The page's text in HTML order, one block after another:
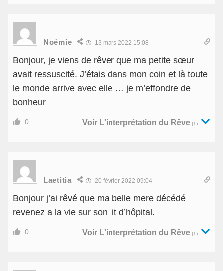
Noémie 13 mars 2022 15:08
Bonjour, je viens de rêver que ma petite sœur
avait ressuscité. J’étais dans mon coin et là toute
le monde arrive avec elle … je m’effondre de
bonheur
0 Voir L'interprétation du Rêve (1)
Laetitia 20 février 2022 09:04
Bonjour j’ai rêvé que ma belle mere décédé
revenez a la vie sur son lit d’hôpital.
0 Voir L'interprétation du Rêve (1)